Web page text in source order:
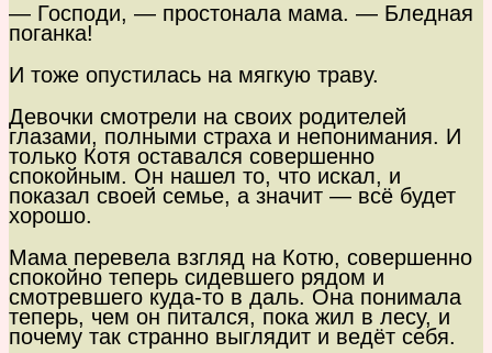
— Господи, — простонала мама. — Бледная
поганка!
И тоже опустилась на мягкую траву.
Девочки смотрели на своих родителей
глазами, полными страха и непонимания. И
только Котя оставался совершенно
спокойным. Он нашел то, что искал, и
показал своей семье, а значит — всё будет
хорошо.
Мама перевела взгляд на Котю, совершенно
спокойно теперь сидевшего рядом и
смотревшего куда-то в даль. Она понимала
теперь, чем он питался, пока жил в лесу, и
почему так странно выглядит и ведёт себя.